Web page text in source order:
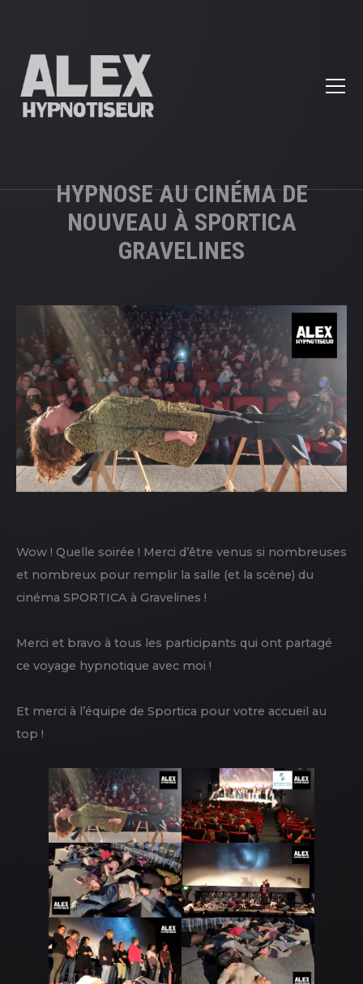
HYPNOSE AU CINÉMA DE
NOUVEAU À SPORTICA
GRAVELINES
Wow ! Quelle soirée ! Merci d’être venus si nombreuses
et nombreux pour remplir la salle (et la scène) du
cinéma SPORTICA à Gravelines !
Merci et bravo à tous les participants qui ont partagé
ce voyage hypnotique avec moi !
Et merci à l’équipe de Sportica pour votre accueil au
top !